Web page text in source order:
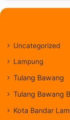
Uncategorized
Lampung
Tulang Bawang
Tulang Bawang
Kota Bandar